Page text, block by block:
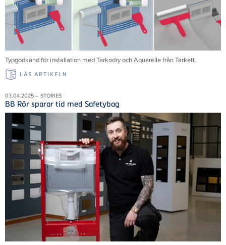
Typgodkänd för installation med Tarkodry och Aquarelle från Tarkett.
LÄS ARTIKELN
03.04.2025 – STORIES
BB Rör sparar tid med Safetybag